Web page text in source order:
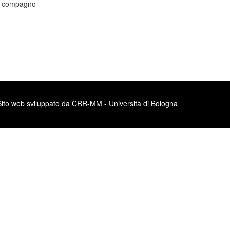
web sviluppato da CRR-MM - Università di Bologna